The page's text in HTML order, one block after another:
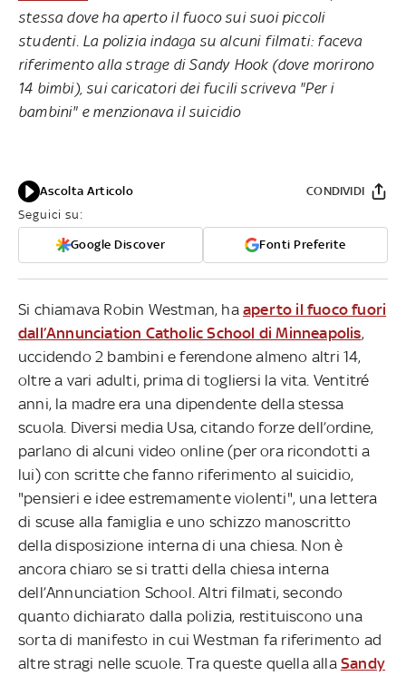
stessa dove ha aperto il fuoco sui suoi piccoli
studenti. La polizia indaga su alcuni filmati: faceva
riferimento alla strage di Sandy Hook (dove morirono
14 bimbi), sui caricatori dei fucili scriveva "Per i
bambini" e menzionava il suicidio
Ascolta Articolo
Seguici su:
Google Discover Fonti Preferite
CONDIVIDI
Si chiamava Robin Westman, ha aperto il fuoco fuori
dall’Annunciation Catholic School di Minneapolis,
uccidendo 2 bambini e ferendone almeno altri 14,
oltre a vari adulti, prima di togliersi la vita. Ventitré
anni, la madre era una dipendente della stessa
scuola. Diversi media Usa, citando forze dell’ordine,
parlano di alcuni video online (per ora ricondotti a
lui) con scritte che fanno riferimento al suicidio,
"pensieri e idee estremamente violenti", una lettera
di scuse alla famiglia e uno schizzo manoscritto
della disposizione interna di una chiesa. Non è
ancora chiaro se si tratti della chiesa interna
dell’Annunciation School. Altri filmati, secondo
quanto dichiarato dalla polizia, restituiscono una
sorta di manifesto in cui Westman fa riferimento ad
altre stragi nelle scuole. Tra queste quella allaSandy